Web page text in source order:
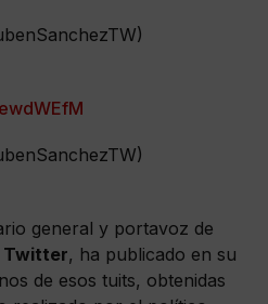
general y portavoz de
Twitter, ha publicado en su
de esos tuits, obtenidas